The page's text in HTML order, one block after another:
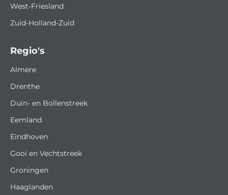
Regio's
Almere
Drenthe
Duin- en Bollenstreek
Eemland
Eindhoven
Gooi en Vechtstreek
Groningen
Haaglanden
West-Friesland
Zuid-Holland-Zuid